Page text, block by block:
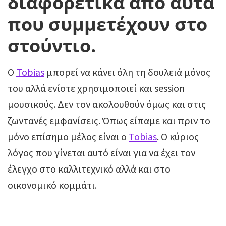
που συμμετέχουν στο
στούντιο.
Ο Tobias μπορεί να κάνει όλη τη δουλειά μόνος
του αλλά ενίοτε χρησιμοποιεί και session
μουσικούς. Δεν τον ακολουθούν όμως και στις
ζωντανές εμφανίσεις. Όπως είπαμε και πριν το
μόνο επίσημο μέλος είναι ο Tobias. O κύριος
λόγος που γίνεται αυτό είναι για να έχει τον
έλεγχο στο καλλιτεχνικό αλλά και στο
οικονομικό κομμάτι.